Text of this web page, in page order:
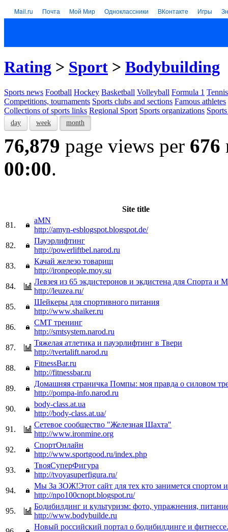
Mail.ru Почта Мой Мир Одноклассники ВКонтакте Игры
Rating > Sport > Bodybuilding
Sports news Football Hockey Basketball Volleyball Formula 1 Tennis
Competitions, tournaments Sports clubs and sections Famous athletes
Collections of sports links Regional Sport Sports organizations
day week month
76,879 page views per 676
00:00.
Site title
81.
aMN
http://amyn-esblogspot.blogspot.de/
82.
Пауэрлифтинг
http://powerliftbel.narod.ru
83.
Качай железо товарищ
http://ironpeople.moy.su
84.
Левзея из 65 экдистеронов и экдистена для Спорта и
http://leuzea.ru/
85.
Шейкеры для спортивного питания
http://www.shaiker.ru
86.
СМТ тренинг
http://smtsystem.narod.ru
87.
Тяжелая атлетика и пауэрлифтинг в Твери
http://tvertalift.narod.ru
88.
FitnessBar.ru
http://fitnessbar.ru
89.
Домашняя страничка Помпы: моя правда о силовом
http://pompa-info.narod.ru
90.
body-class.at.ua
http://body-class.at.ua/
91.
Сетевое сообщество "Железная Шахта"
http://www.ironmine.org
92.
СпортОнлайн
http://www.sportgood.ru/index.php
93.
ТвояСуперФигура
http://tvoyasuperfigura.ru/
94.
Мы За ЗОЖ!Этот сайт для тех кто занимется спортом
http://npo100cnopt.blogspot.ru/
95.
Бодибилдинг и культуризм: фото, упражнения,
http://www.bodybuilde.ru
Новый российский портал о бодибилдинге и фитнессе.